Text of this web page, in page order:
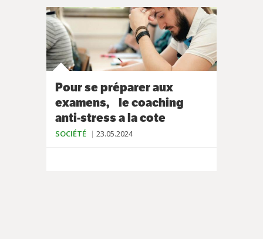
Pour se préparer aux
examens, le coaching
anti-stress a la cote
SOCIÉTÉ 23.05.2024